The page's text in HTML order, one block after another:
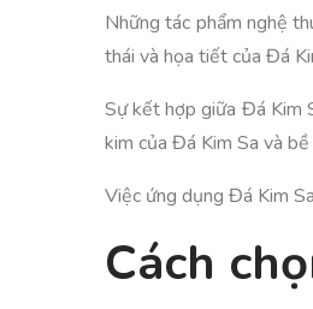
Những tác phẩm nghệ
thái và họa tiết của Đá
Sự kết hợp giữa Đá Kim
kim của Đá Kim Sa và
Việc ứng dụng Đá Kim
Cách